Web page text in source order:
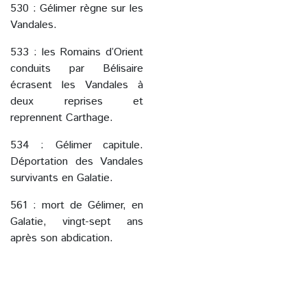
530 : Gélimer règne sur les
Vandales.
533 : les Romains d’Orient
conduits par Bélisaire
écrasent les Vandales à
deux reprises et
reprennent Carthage.
534 : Gélimer capitule.
Déportation des Vandales
survivants en Galatie.
561 : mort de Gélimer, en
Galatie, vingt-sept ans
après son abdication.